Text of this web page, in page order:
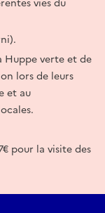
Huppe verte et de
lors de leurs
et au
pour la visite des